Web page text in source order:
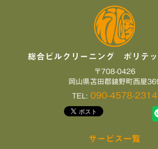
総合ビルクリーニング ポリテ
〒708-0426
岡山県苫田郡鏡野町西屋
TEL: 090-4578-2314
サービス一覧